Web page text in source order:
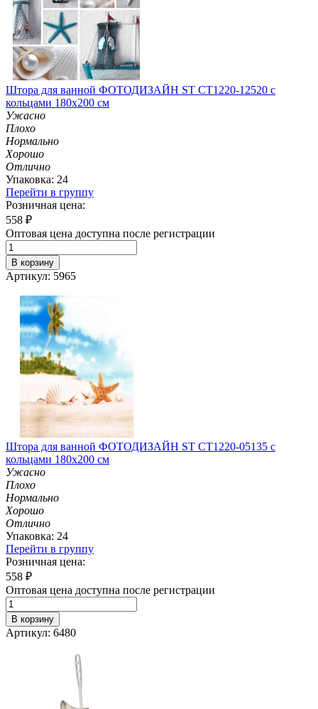
Штора для ванной ФОТОДИЗАЙН ST CT1220-12520 с
кольцами 180х200 см
Ужасно
Плохо
Нормально
Хорошо
Отлично
Упаковка: 24
Перейти в группу
Розничная цена:
558 ₽
Оптовая цена доступна после регистрации
В корзину
Артикул: 5965
Штора для ванной ФОТОДИЗАЙН ST CT1220-05135 с
кольцами 180х200 см
Ужасно
Плохо
Нормально
Хорошо
Отлично
Упаковка: 24
Перейти в группу
Розничная цена:
558 ₽
Оптовая цена доступна после регистрации
В корзину
Артикул: 6480